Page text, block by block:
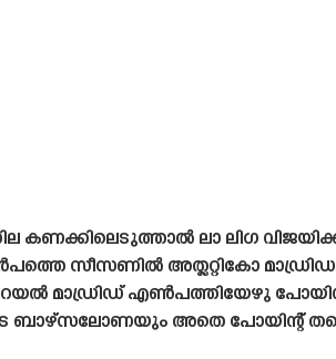
കണക്കിലെടുത്താൽ ലാ ലിഗ
സീസണിൽ അത്ലറ്റികോ
റയൽ മാഡ്രിഡ് എൺപത്തിയേഴു
ബാഴ്‌സലോണയും അതെ പോയിന്റ്